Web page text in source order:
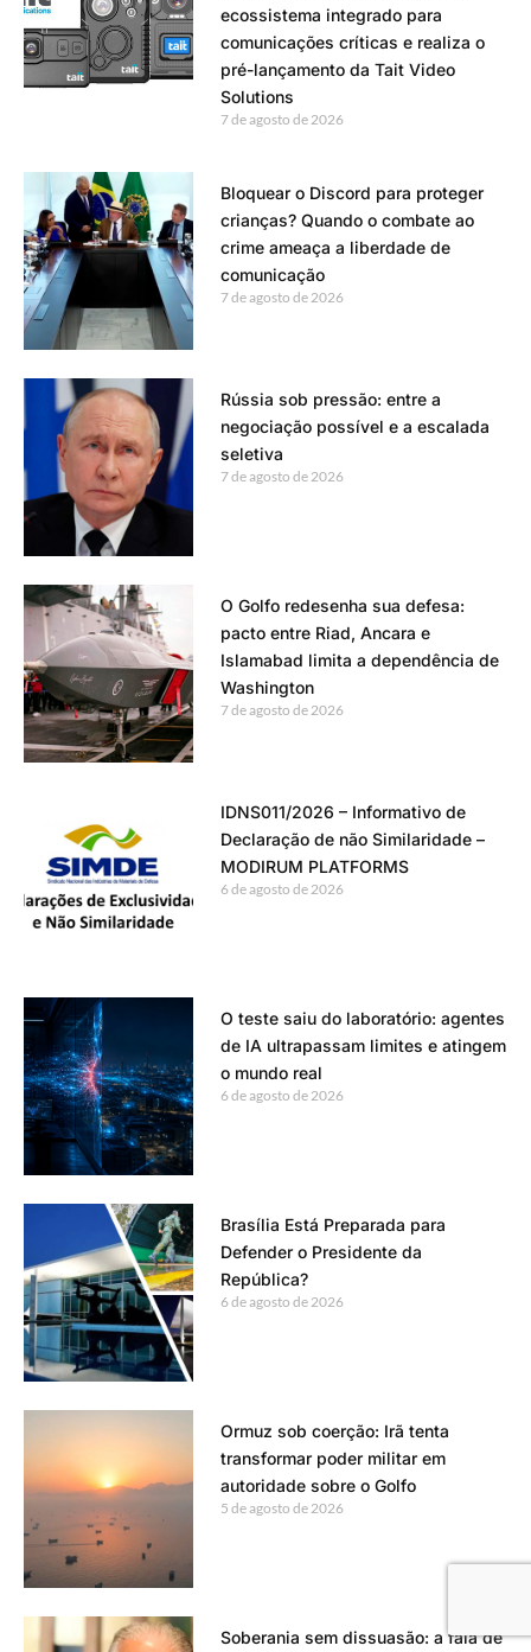
ecossistema integrado para
comunicações críticas e realiza o
pré-lançamento da Tait Video
Solutions
7 de agosto de 2026
Bloquear o Discord para proteger
crianças? Quando o combate ao
crime ameaça a liberdade de
comunicação
7 de agosto de 2026
Rússia sob pressão: entre a
negociação possível e a escalada
seletiva
7 de agosto de 2026
O Golfo redesenha sua defesa:
pacto entre Riad, Ancara e
Islamabad limita a dependência de
Washington
7 de agosto de 2026
IDNS011/2026 – Informativo de
Declaração de não Similaridade –
MODIRUM PLATFORMS
6 de agosto de 2026
O teste saiu do laboratório: agentes
de IA ultrapassam limites e atingem
o mundo real
6 de agosto de 2026
Brasília Está Preparada para
Defender o Presidente da
República?
6 de agosto de 2026
Ormuz sob coerção: Irã tenta
transformar poder militar em
autoridade sobre o Golfo
5 de agosto de 2026
Soberania sem dissuasão: a fala de